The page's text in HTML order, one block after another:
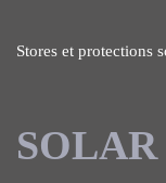
Stores et protections